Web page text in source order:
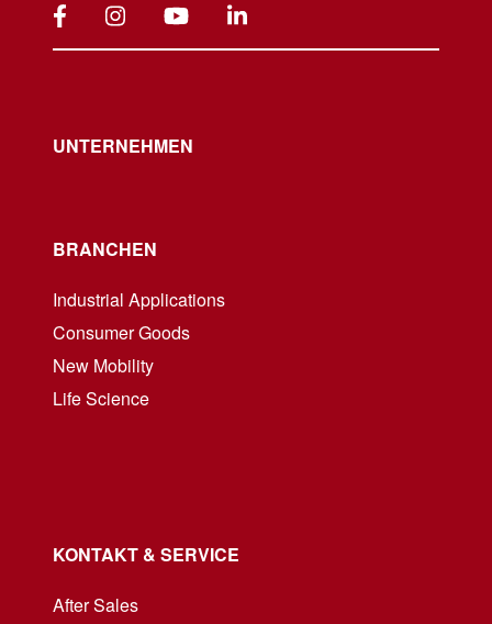
UNTERNEHMEN
BRANCHEN
Industrial Applications
Consumer Goods
New Mobility
Life Science
KONTAKT & SERVICE
After Sales